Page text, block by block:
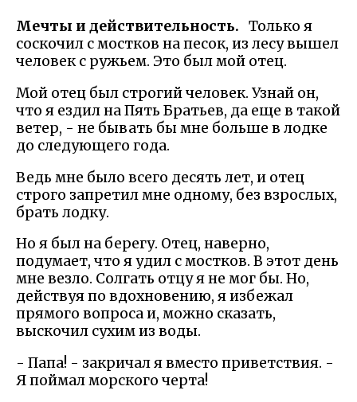
Мечты и действительность. Только я
соскочил с мостков на песок, из лесу вышел
человек с ружьем. Это был мой отец.
Мой отец был строгий человек. Узнай он,
что я ездил на Пять Братьев, да еще в такой
ветер, - не бывать бы мне больше в лодке
до следующего года.
Ведь мне было всего десять лет, и отец
строго запретил мне одному, без взрослых,
брать лодку.
Но я был на берегу. Отец, наверно,
подумает, что я удил с мостков. В этот день
мне везло. Солгать отцу я не мог бы. Но,
действуя по вдохновению, я избежал
прямого вопроса и, можно сказать,
выскочил сухим из воды.
- Папа! - закричал я вместо приветствия. -
Я поймал морского черта!